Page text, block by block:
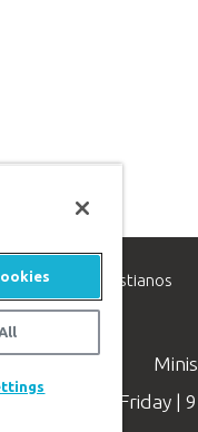
ayudar a los cristianos
Monday–Friday |